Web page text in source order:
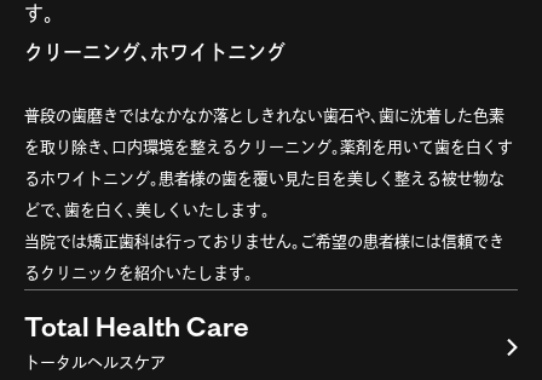
す。
クリーニング、ホワイトニング
普段の歯磨きではなかなか落としきれない歯石や、歯に沈着した色素
を取り除き、口内環境を整えるクリーニング。薬剤を用いて歯を白くす
るホワイトニング。患者様の歯を覆い見た目を美しく整える被せ物な
どで、歯を白く、美しくいたします。
当院では矯正歯科は行っておりません。ご希望の患者様には信頼でき
るクリニックを紹介いたします。
Total Health Care
トータルヘルスケア